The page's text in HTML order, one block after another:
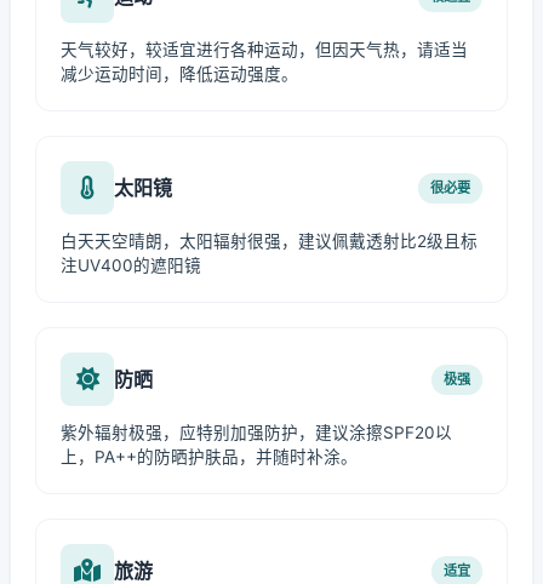
天气较好，较适宜进行各种运动，但因天气热，请适当
减少运动时间，降低运动强度。
太阳镜 很必要
白天天空晴朗，太阳辐射很强，建议佩戴透射比2级且标
注UV400的遮阳镜
防晒 极强
紫外辐射极强，应特别加强防护，建议涂擦SPF20以
上，PA++的防晒护肤品，并随时补涂。
旅游 适宜